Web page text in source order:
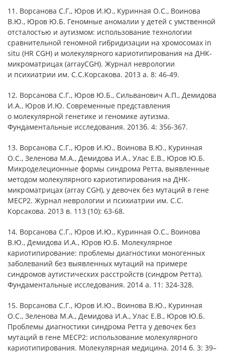
11. Ворсанова С.Г., Юров И.Ю., Куринная О.С., Воинова
В.Ю., Юров Ю.Б. Геномные аномалии у детей с умственной
отсталостью и аутизмом: использование технологии
сравнительной геномной гибридизации на хромосомах in
situ (HR CGH) и молекулярного кариотипирования на ДНК-
микроматрицах (arrayCGH). Журнал неврологии
и психиатрии им. С.С.Корсакова. 2013 а. 8: 46-49.
12. Ворсанова С.Г., Юров Ю.Б., Сильванович А.П., Демидова
И.А., Юров И.Ю. Современные представления
о молекулярной генетике и геномике аутизма.
Фундаментальные исследования. 2013б. 4: 356-367.
13. Ворсанова С.Г., Юров И.Ю., Воинова В.Ю., Куринная
О.С., Зеленова М.А., Демидова И.А., Улас Е.В., Юров Ю.Б.
Микроделеционные формы синдрома Ретта, выявленные
методом молекулярного кариотипирования на ДНК-
микроматрицах (array CGH), у девочек без мутаций в гене
МЕСР2. Журнал неврологии и психиатрии им. С.С.
Корсакова. 2013 в. 113 (10): 63-68.
14. Ворсанова С.Г., Юров И.Ю., Куринная О.С., Воинова
В.Ю., Демидова И.А., Юров Ю.Б. Молекулярное
кариотипирование: проблемы диагностики моногенных
заболеваний без выявленных мутаций на примере
синдромов аутистических расстройств (синдром Ретта).
Фундаментальные исследования. 2014 а. 11: 324-328.
15. Ворсанова С.Г., Юров И.Ю., Воинова В.Ю., Куринная
О.С., Зеленова М.А., Демидова И.А., Улас Е.В., Юров Ю.Б.
Проблемы диагностики синдрома Ретта у девочек без
мутаций в гене MECP2: использование молекулярного
кариотипирования. Молекулярная медицина. 2014 б. 3: 39–